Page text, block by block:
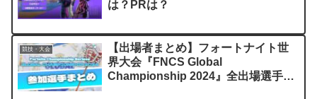
は？PRは？
競技・大会
【出場者まとめ】フォートナイト世
界大会『FNCS Global
Championship 2024』全出場選手を